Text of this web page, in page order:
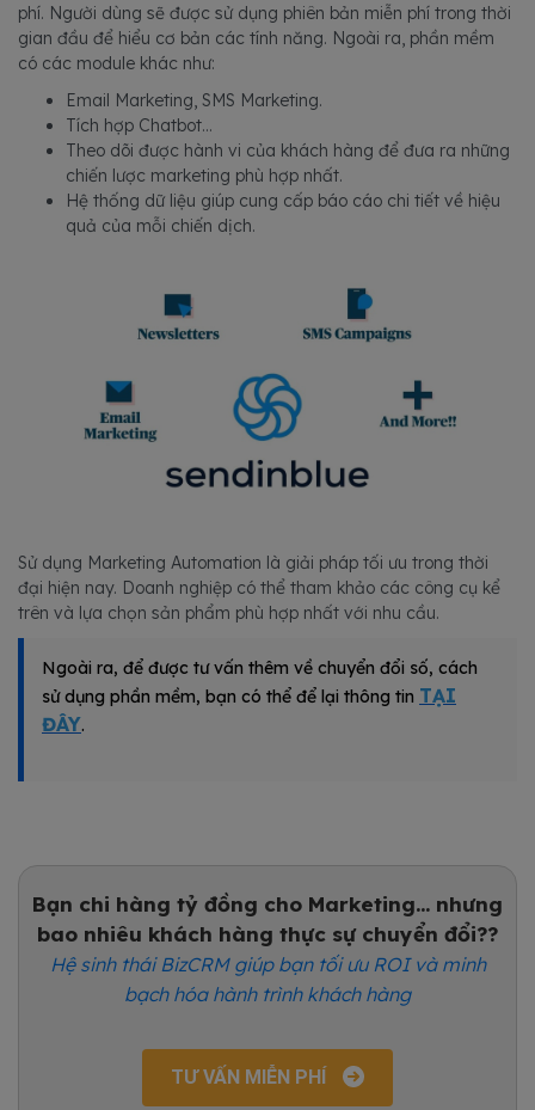
phí. Người dùng sẽ được sử dụng phiên bản miễn phí trong thời
gian đầu để hiểu cơ bản các tính năng. Ngoài ra, phần mềm
có các module khác như:
Email Marketing, SMS Marketing.
Tích hợp Chatbot…
Theo dõi được hành vi của khách hàng để đưa ra những
chiến lược marketing phù hợp nhất.
Hệ thống dữ liệu giúp cung cấp báo cáo chi tiết về hiệu
quả của mỗi chiến dịch.
Sử dụng Marketing Automation là giải pháp tối ưu trong thời
đại hiện nay. Doanh nghiệp có thể tham khảo các công cụ kể
trên và lựa chọn sản phẩm phù hợp nhất với nhu cầu.
Ngoài ra, để được tư vấn thêm về chuyển đổi số, cách
sử dụng phần mềm, bạn có thể để lại thông tin TẠI
ĐÂY.
Bạn chi hàng tỷ đồng cho Marketing... nhưng
bao nhiêu khách hàng thực sự chuyển đổi??
Hệ sinh thái BizCRM giúp bạn tối ưu ROI và minh
bạch hóa hành trình khách hàng
TƯ VẤN MIỄN PHÍ